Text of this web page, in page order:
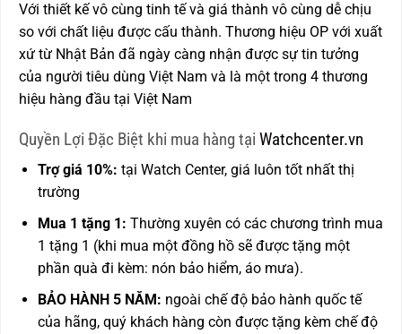
Với thiết kế vô cùng tinh tế và giá thành vô cùng dễ chịu
so với chất liệu được cấu thành. Thương hiệu OP với xuất
xứ từ Nhật Bản đã ngày càng nhận được sự tin tưởng
của người tiêu dùng Việt Nam và là một trong 4 thương
hiệu hàng đầu tại Việt Nam
Quyền Lợi Đặc Biệt khi mua hàng tại Watchcenter.vn
Trợ giá 10%: tại Watch Center, giá luôn tốt nhất thị
trường
Mua 1 tặng 1: Thường xuyên có các chương trình mua
1 tặng 1 (khi mua một đồng hồ sẽ được tặng một
phần quà đi kèm: nón bảo hiểm, áo mưa).
BẢO HÀNH 5 NĂM: ngoài chế độ bảo hành quốc tế
của hãng, quý khách hàng còn được tặng kèm chế độ